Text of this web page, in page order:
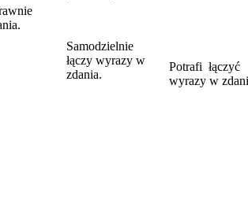
Samodzielnie
łączy wyrazy w
zdania.
Potrafi łączyć
wyrazy w